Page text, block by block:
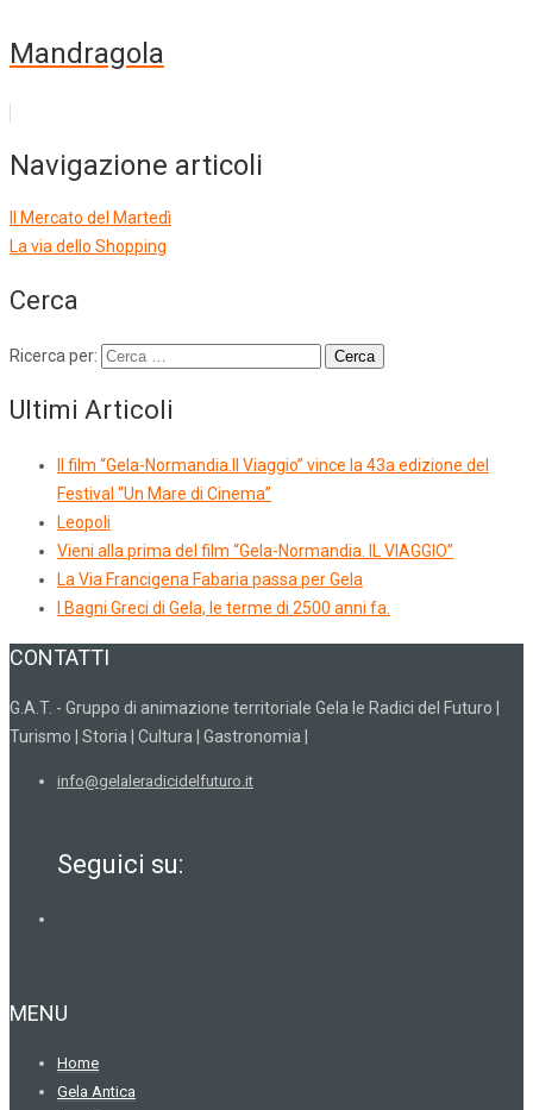
Mandragola
Navigazione articoli
Il Mercato del Martedì
La via dello Shopping
Cerca
Ricerca per:
Ultimi Articoli
Il film “Gela-Normandia.Il Viaggio” vince la 43a edizione del
Festival “Un Mare di Cinema”
Leopoli
Vieni alla prima del film “Gela-Normandia. IL VIAGGIO”
La Via Francigena Fabaria passa per Gela
I Bagni Greci di Gela, le terme di 2500 anni fa.
CONTATTI
G.A.T. - Gruppo di animazione territoriale Gela le Radici del Futuro |
Turismo | Storia | Cultura | Gastronomia |
info@gelaleradicidelfuturo.it
Seguici su:
MENU
Home
Gela Antica